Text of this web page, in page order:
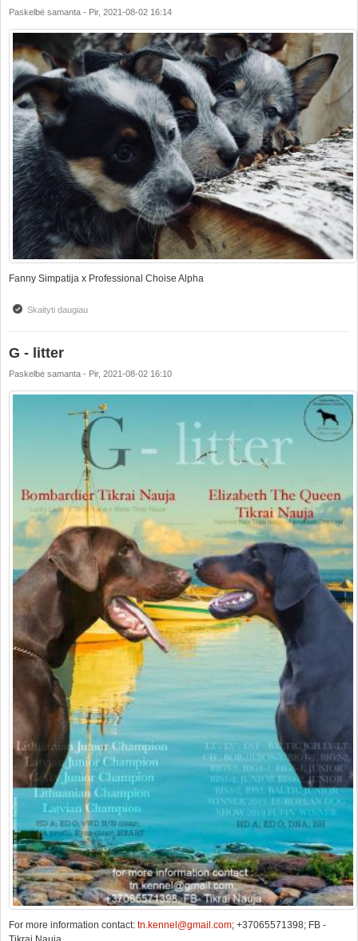
Paskelbė samanta - Pir, 2021-08-02 16:14
Fanny Simpatija x Professional Choise Alpha
Skaityti daugiauapie Australų ganymo šuniukų vada "B"
G - litter
Paskelbė samanta - Pir, 2021-08-02 16:10
For more information contact: tn.kennel@gmail.com; +37065571398; FB -